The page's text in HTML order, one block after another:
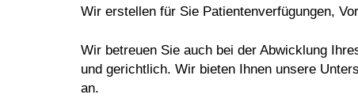
Wir erstellen für Sie Patientenverfügungen,
Wir betreuen Sie auch bei der Abwicklung
und gerichtlich. Wir bieten Ihnen unsere
an.